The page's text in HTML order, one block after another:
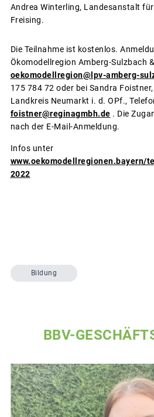
Andrea Winterling, Landesanstalt
Freising.
Die Teilnahme ist kostenlos.
Ökomodellregion Amberg-Sulzbach
oekomodellregion@lpv-amberg-
175 784 72 oder bei Sandra
Landkreis Neumarkt i. d. OPf.,
foistner@reginagmbh.de . Die
nach der E-Mail-Anmeldung.
Infos unter
www.oekomodellregionen.bayern/
2022
Bildung
BBV-